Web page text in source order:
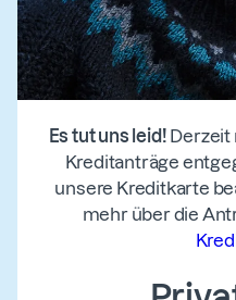
Es tut uns leid! Derzeit
Kreditanträge
unsere Kreditkarte
mehr über die